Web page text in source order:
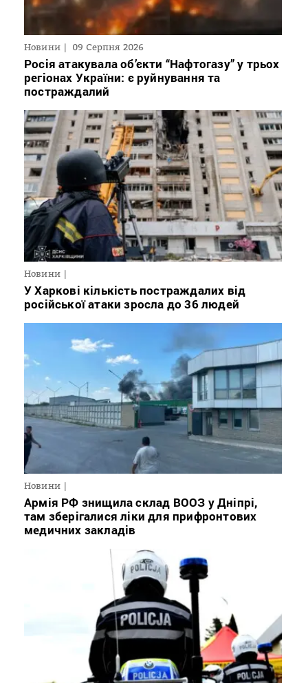
Новини 09 Серпня 2026
Росія атакувала об’єкти “Нафтогазу” у трьох
регіонах України: є руйнування та
постраждалий
Новини
У Харкові кількість постраждалих від
російської атаки зросла до 36 людей
Новини
Армія РФ знищила склад ВООЗ у Дніпрі,
там зберігалися ліки для прифронтових
медичних закладів